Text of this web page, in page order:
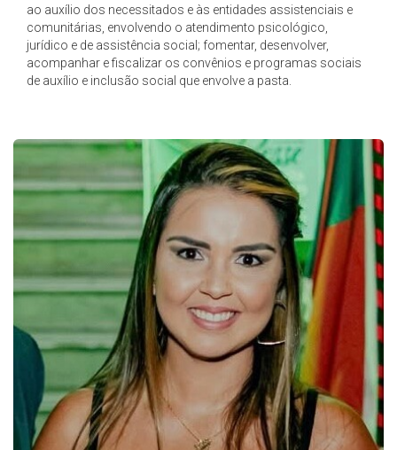
ao auxílio dos necessitados e às entidades assistenciais e
comunitárias, envolvendo o atendimento psicológico,
jurídico e de assistência social; fomentar, desenvolver,
acompanhar e fiscalizar os convênios e programas sociais
de auxílio e inclusão social que envolve a pasta.